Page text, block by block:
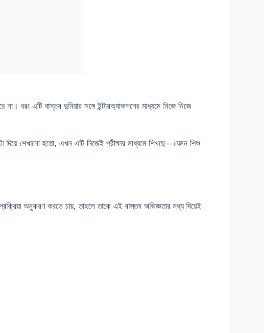
বরং এটি বাস্তব দুনিয়ার সঙ্গে ইন্টারঅ্যাকশনের মাধ্যমে নিজে নিজে
দিয়ে শেখানো হতো, এখন এটি নিজেই পরীক্ষার মাধ্যমে শিখছে—যেমন শিশু
অনুকরণ করতে চায়, তাহলে তাকে এই বাস্তব অভিজ্ঞতার মধ্য দিয়েই